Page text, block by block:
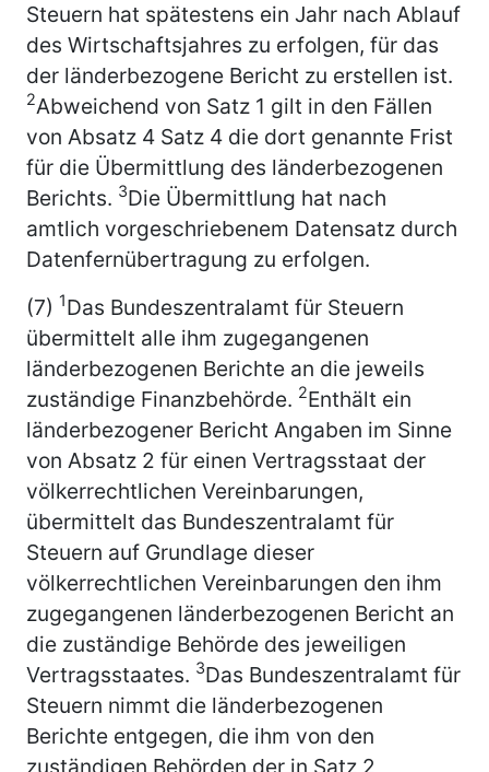
Steuern hat spätestens ein Jahr nach Ablauf
des Wirtschaftsjahres zu erfolgen, für das
der länderbezogene Bericht zu erstellen ist.
2Abweichend von Satz 1 gilt in den Fällen
von Absatz 4 Satz 4 die dort genannte Frist
für die Übermittlung des länderbezogenen
Berichts. 3Die Übermittlung hat nach
amtlich vorgeschriebenem Datensatz durch
Datenfernübertragung zu erfolgen.
(7) 1Das Bundeszentralamt für Steuern
übermittelt alle ihm zugegangenen
länderbezogenen Berichte an die jeweils
zuständige Finanzbehörde. 2Enthält ein
länderbezogener Bericht Angaben im Sinne
von Absatz 2 für einen Vertragsstaat der
völkerrechtlichen Vereinbarungen,
übermittelt das Bundeszentralamt für
Steuern auf Grundlage dieser
völkerrechtlichen Vereinbarungen den ihm
zugegangenen länderbezogenen Bericht an
die zuständige Behörde des jeweiligen
Vertragsstaates. 3Das Bundeszentralamt für
Steuern nimmt die länderbezogenen
Berichte entgegen, die ihm von den
zuständigen Behörden der in Satz 2